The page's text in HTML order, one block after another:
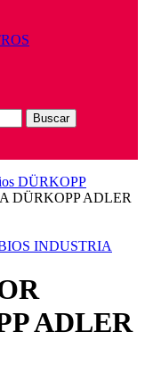
Buscar
DÜRKOPP
DÜRKOPP ADLER
INDUSTRIA
ADLER